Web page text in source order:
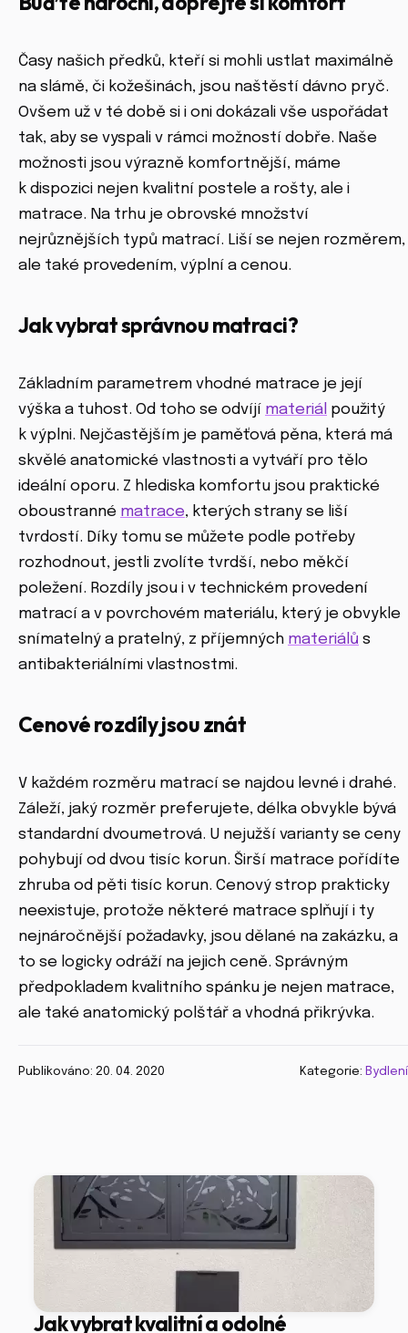
Časy našich předků, kteří si mohli ustlat maximálně
na slámě, či kožešinách, jsou naštěstí dávno pryč.
Ovšem už v té době si i oni dokázali vše uspořádat
tak, aby se vyspali v rámci možností dobře. Naše
možnosti jsou výrazně komfortnější, máme
k dispozici nejen kvalitní postele a rošty, ale i
matrace. Na trhu je obrovské množství
nejrůznějších typů matrací. Liší se nejen rozměrem,
ale také provedením, výplní a cenou.
Jak vybrat správnou matraci?
Základním parametrem vhodné matrace je její
výška a tuhost. Od toho se odvíjí materiál použitý
k výplni. Nejčastějším je paměťová pěna, která má
skvělé anatomické vlastnosti a vytváří pro tělo
ideální oporu. Z hlediska komfortu jsou praktické
oboustranné matrace, kterých strany se liší
tvrdostí. Díky tomu se můžete podle potřeby
rozhodnout, jestli zvolíte tvrdší, nebo měkčí
poležení. Rozdíly jsou i v technickém provedení
matrací a v povrchovém materiálu, který je obvykle
snímatelný a pratelný, z příjemných materiálů s
antibakteriálními vlastnostmi.
Cenové rozdíly jsou znát
V každém rozměru matrací se najdou levné i drahé.
Záleží, jaký rozměr preferujete, délka obvykle bývá
standardní dvoumetrová. U nejužší varianty se ceny
pohybují od dvou tisíc korun. Širší matrace pořídíte
zhruba od pěti tisíc korun. Cenový strop prakticky
neexistuje, protože některé matrace splňují i ty
nejnáročnější požadavky, jsou dělané na zakázku, a
to se logicky odráží na jejich ceně. Správným
předpokladem kvalitního spánku je nejen matrace,
ale také anatomický polštář a vhodná přikrývka.
Publikováno: 20. 04. 2020 Kategorie: Bydlení
Jak vybrat kvalitní a odolné